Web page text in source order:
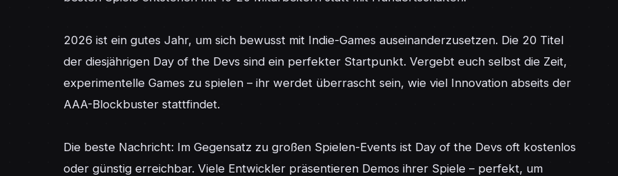
2026 ist ein gutes Jahr, um sich bewusst mit Indie-Games auseinanderzusetzen. Die 20 Titel
der diesjährigen Day of the Devs sind ein perfekter Startpunkt. Vergebt euch selbst die Zeit,
experimentelle Games zu spielen – ihr werdet überrascht sein, wie viel Innovation abseits der
AAA-Blockbuster stattfindet.
Die beste Nachricht: Im Gegensatz zu großen Spielen-Events ist Day of the Devs oft kostenlos
oder günstig erreichbar. Viele Entwickler präsentieren Demos ihrer Spiele – perfekt, um